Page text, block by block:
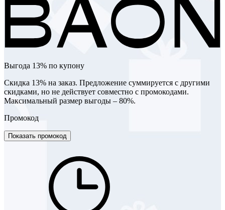
Выгода 13% по купону
Скидка 13% на заказ. Предложение суммируется с другими
скидками, но не действует совместно с промокодами.
Максимальный размер выгоды – 80%.
Промокод
Показать промокод